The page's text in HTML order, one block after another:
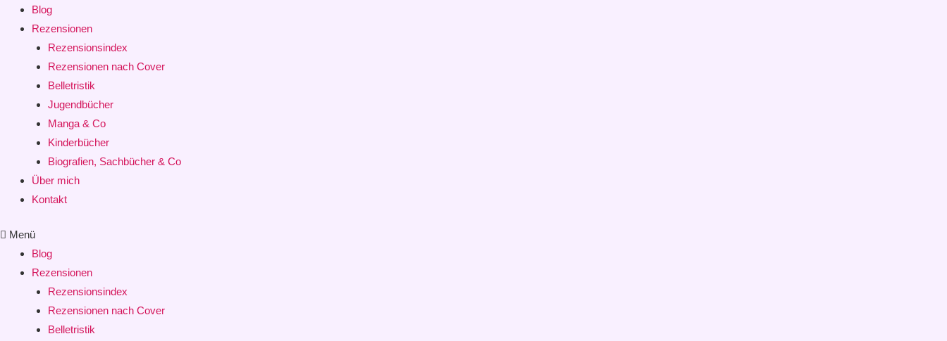
Blog
Rezensionen
Rezensionsindex
Rezensionen nach Cover
Belletristik
Jugendbücher
Manga & Co
Kinderbücher
Biografien, Sachbücher & Co
Über mich
Kontakt
Menü
Blog
Rezensionen
Rezensionsindex
Rezensionen nach Cover
Belletristik